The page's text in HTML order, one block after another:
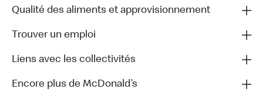
Qualité des aliments et approvisionnement
Trouver un emploi
Liens avec les collectivités
Encore plus de McDonald’s